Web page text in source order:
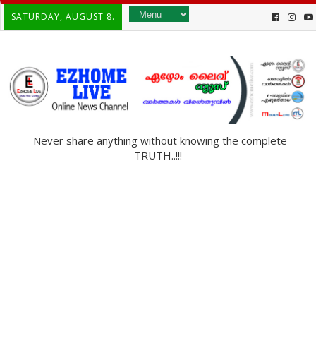
SATURDAY, AUGUST 8.
Never share anything without knowing the complete
TRUTH..!!!